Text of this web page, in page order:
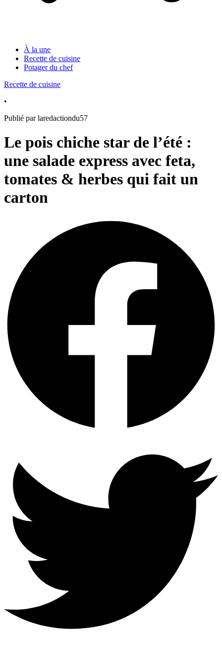
À la une
Recette de cuisine
Potager du chef
Recette de cuisine
•
Publié par laredactiondu57
Le pois chiche star de l’été :
une salade express avec feta,
tomates & herbes qui fait un
carton